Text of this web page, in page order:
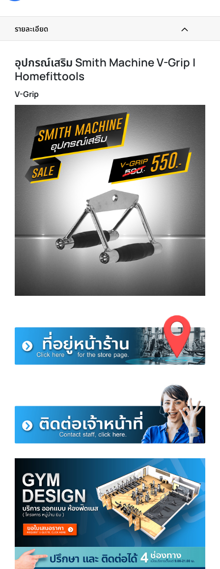
รายละเอียด
อุปกรณ์เสริม Smith Machine V-Grip |
Homefittools
V-Grip